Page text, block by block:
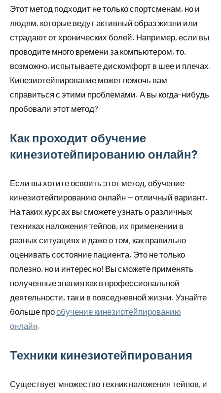
Этот метод подходит не только спортсменам, но и
людям, которые ведут активный образ жизни или
страдают от хронических болей. Например, если вы
проводите много времени за компьютером, то,
возможно, испытываете дискомфорт в шее и плечах.
Кинезиотейпирование может помочь вам
справиться с этими проблемами. А вы когда-нибудь
пробовали этот метод?
Как проходит обучение
кинезиотейпированию онлайн?
Если вы хотите освоить этот метод, обучение
кинезиотейпированию онлайн — отличный вариант.
На таких курсах вы сможете узнать о различных
техниках наложения тейпов, их применении в
разных ситуациях и даже о том, как правильно
оценивать состояние пациента. Это не только
полезно, но и интересно! Вы сможете применять
полученные знания как в профессиональной
деятельности, так и в повседневной жизни. Узнайте
больше прообучение кинезиотейпированию
онлайн.
Техники кинезиотейпирования
Существует множество техник наложения тейпов, и